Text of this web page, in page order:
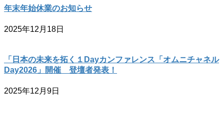
年末年始休業のお知らせ
2025年12月18日
「日本の未来を拓く１Dayカンファレンス「オムニチャネル
Day2026」開催 登壇者発表！
2025年12月9日